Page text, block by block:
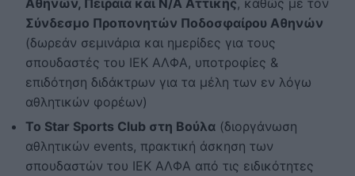
Σύνδεσμο Προπονητών Ποδοσφαίρου Αθηνών
(δωρεάν σεμινάρια και ημερίδες για τους
σπουδαστές του ΙΕΚ ΑΛΦΑ, υποτροφίες &
επιδότηση διδάκτρων για τα μέλη των εν λόγω
αθλητικών φορέων)
Το Star Sports Club στη Βούλα (διοργάνωση
αθλητικών events, πρακτική άσκηση των
σπουδαστών του ΙΕΚ ΑΛΦΑ από τις ειδικότητες